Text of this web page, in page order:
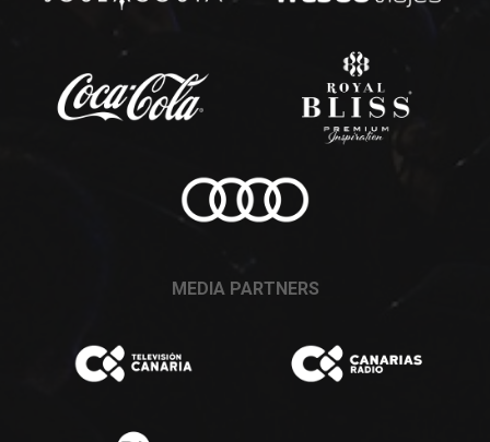
MEDIA PARTNERS